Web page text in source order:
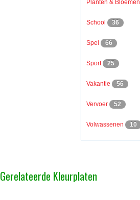
Planten & Bloemen
School 36
Spel 66
Sport 25
Vakantie 56
Vervoer 52
Volwassenen 10
Gerelateerde Kleurplaten